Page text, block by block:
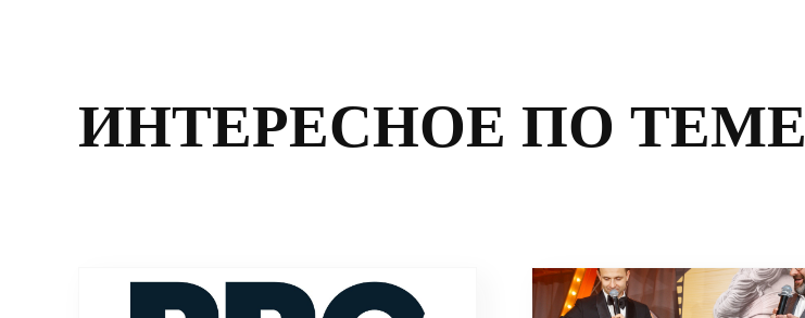
ИНТЕРЕСНОЕ ПО ТЕМЕ